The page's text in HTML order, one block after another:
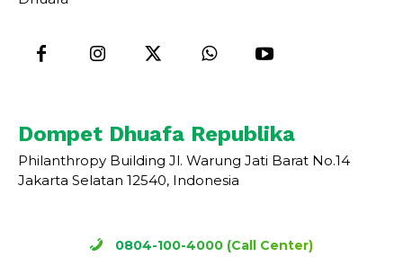
Dompet Dhuafa Republika
Philanthropy Building Jl. Warung Jati Barat No.14
Jakarta Selatan 12540, Indonesia
0804-100-4000 (Call Center)